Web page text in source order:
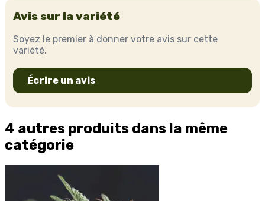
Avis sur la variété
Soyez le premier à donner votre avis sur cette
variété.
Écrire un avis
4 autres produits dans la même
catégorie